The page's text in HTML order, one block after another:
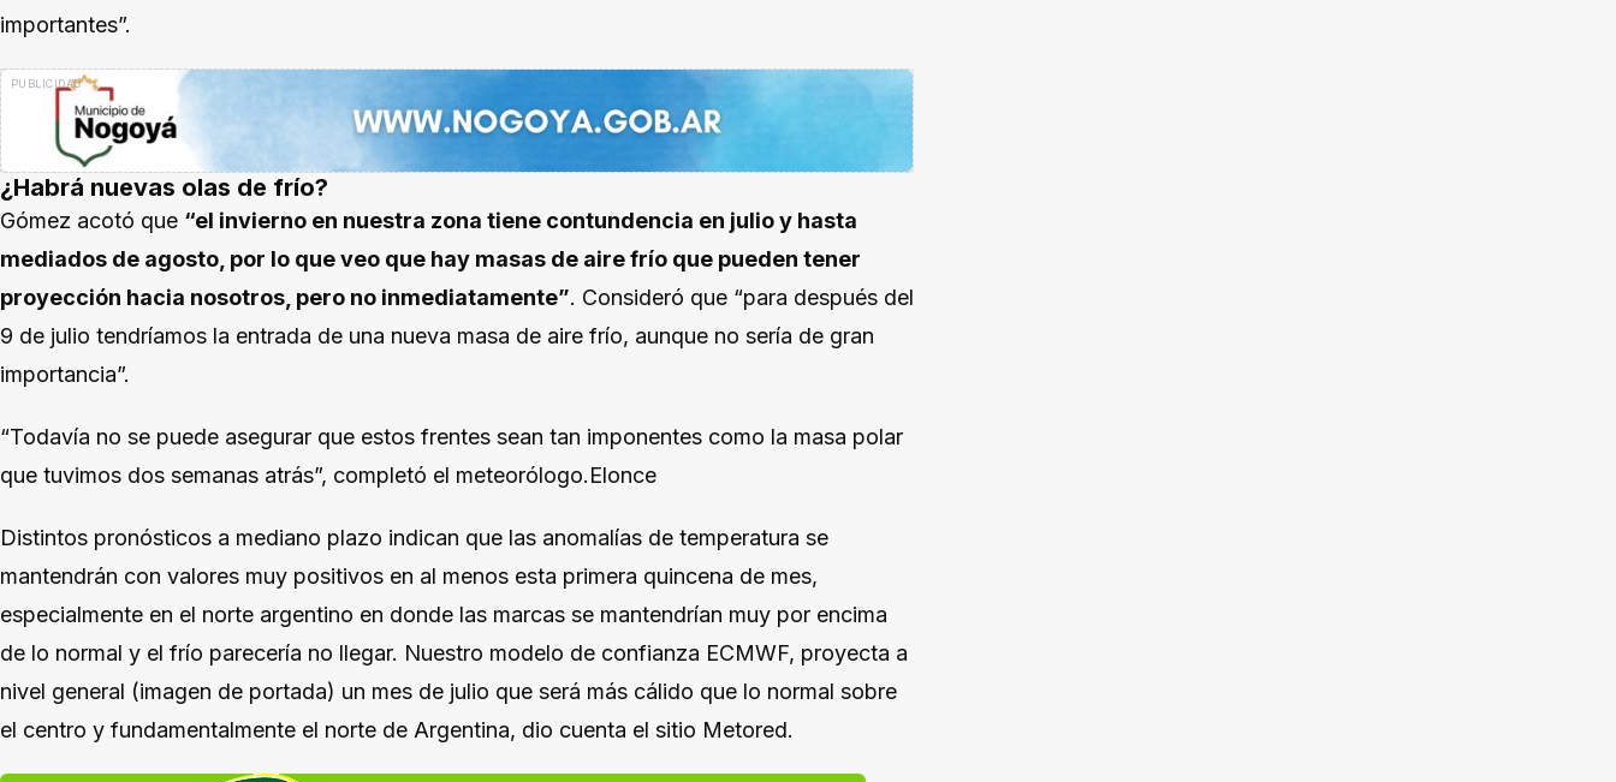
importantes”.
¿Habrá nuevas olas de frío?
Gómez acotó que “el invierno en nuestra zona tiene contundencia en julio y hasta
mediados de agosto, por lo que veo que hay masas de aire frío que pueden tener
proyección hacia nosotros, pero no inmediatamente”. Consideró que “para después del
9 de julio tendríamos la entrada de una nueva masa de aire frío, aunque no sería de gran
importancia”.
“Todavía no se puede asegurar que estos frentes sean tan imponentes como la masa polar
que tuvimos dos semanas atrás”, completó el meteorólogo.Elonce
Distintos pronósticos a mediano plazo indican que las anomalías de temperatura se
mantendrán con valores muy positivos en al menos esta primera quincena de mes,
especialmente en el norte argentino en donde las marcas se mantendrían muy por encima
de lo normal y el frío parecería no llegar. Nuestro modelo de confianza ECMWF, proyecta a
nivel general (imagen de portada) un mes de julio que será más cálido que lo normal sobre
el centro y fundamentalmente el norte de Argentina, dio cuenta el sitio Metored.